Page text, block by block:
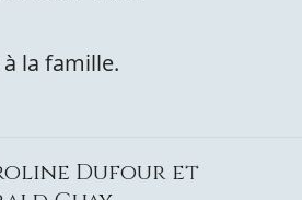
la famille.
Dufour et